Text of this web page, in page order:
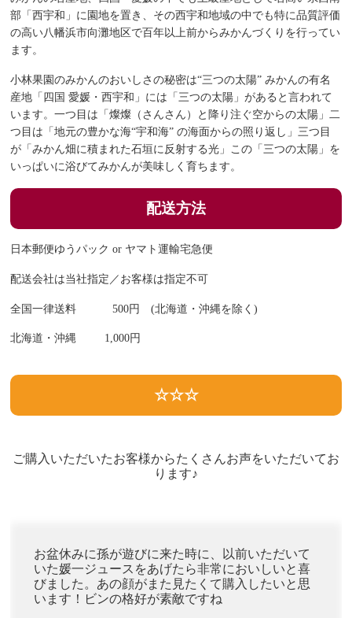
部「西宇和」に園地を置き、その西宇和地域の中でも特に品質評価
の高い八幡浜市向灘地区で百年以上前からみかんづくりを行ってい
ます。
小林果園のみかんのおいしさの秘密は“三つの太陽” みかんの有名
産地「四国 愛媛・西宇和」には「三つの太陽」があると言われて
います。一つ目は「燦燦（さんさん）と降り注ぐ空からの太陽」二
つ目は「地元の豊かな海“宇和海” の海面からの照り返し」三つ目
が「みかん畑に積まれた石垣に反射する光」この「三つの太陽」を
いっぱいに浴びてみかんが美味しく育ちます。
配送方法
日本郵便ゆうパック or ヤマト運輸宅急便
配送会社は当社指定／お客様は指定不可
全国一律送料 500円 (北海道・沖縄を除く)
北海道・沖縄 1,000円
☆☆☆
ご購入いただいたお客様からたくさんお声をいただいてお
ります♪
お盆休みに孫が遊びに来た時に、以前いただいて
いた媛一ジュースをあげたら非常においしいと喜
びました。あの顔がまた見たくて購入したいと思
います！ビンの格好が素敵ですね